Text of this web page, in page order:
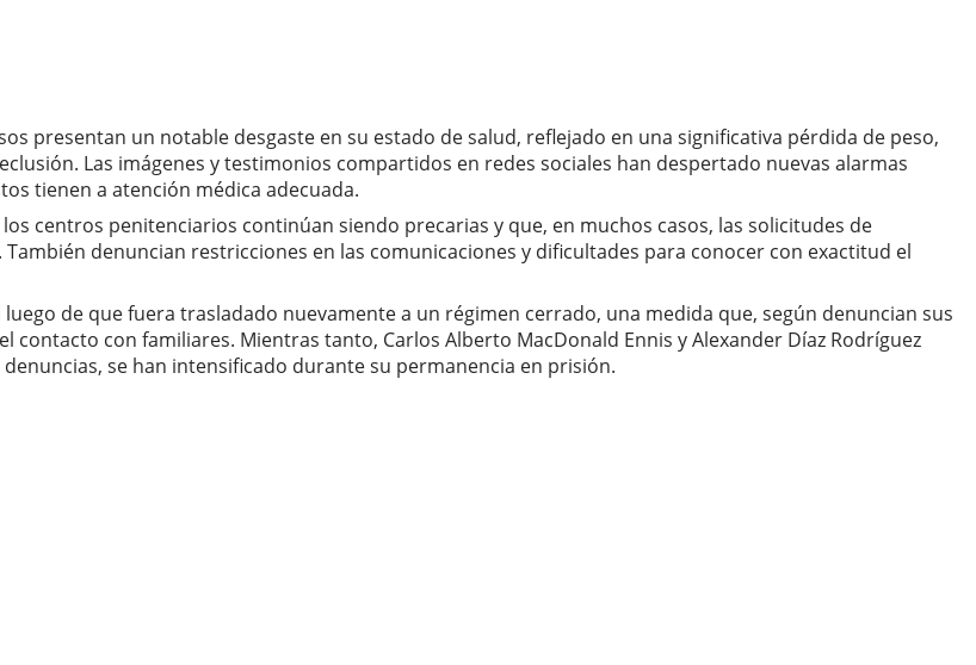
presentan un notable desgaste en su estado de salud, reflejado en una significativa pérdida de peso,
Las imágenes y testimonios compartidos en redes sociales han despertado nuevas alarmas
tienen a atención médica adecuada.
centros penitenciarios continúan siendo precarias y que, en muchos casos, las solicitudes de
denuncian restricciones en las comunicaciones y dificultades para conocer con exactitud el
de que fuera trasladado nuevamente a un régimen cerrado, una medida que, según denuncian sus
con familiares. Mientras tanto, Carlos Alberto MacDonald Ennis y Alexander Díaz Rodríguez
se han intensificado durante su permanencia en prisión.